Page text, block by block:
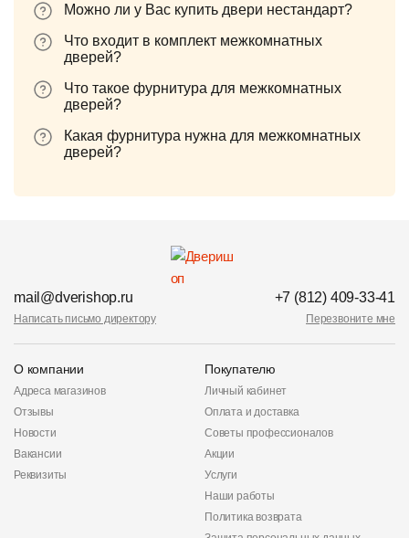
Можно ли у Вас купить двери нестандарт?
Что входит в комплект межкомнатных
дверей?
Что такое фурнитура для межкомнатных
дверей?
Какая фурнитура нужна для межкомнатных
дверей?
mail@dverishop.ru
Написать письмо директору
+7 (812) 409-33-41
Перезвоните мне
О компании
Адреса магазинов
Отзывы
Новости
Вакансии
Реквизиты
Покупателю
Личный кабинет
Оплата и доставка
Советы профессионалов
Акции
Услуги
Наши работы
Политика возврата